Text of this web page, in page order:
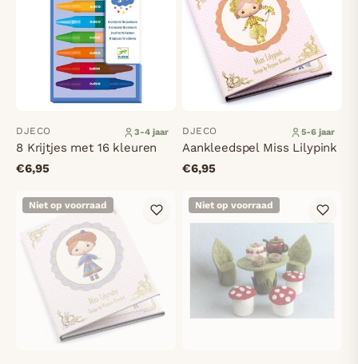
DJECO 3-4 jaar
8 Krijtjes met 16 kleuren
€6,95
DJECO 5-6 jaar
Aankleedspel Miss Lilypink
€6,95
Niet op voorraad Niet op voorraad